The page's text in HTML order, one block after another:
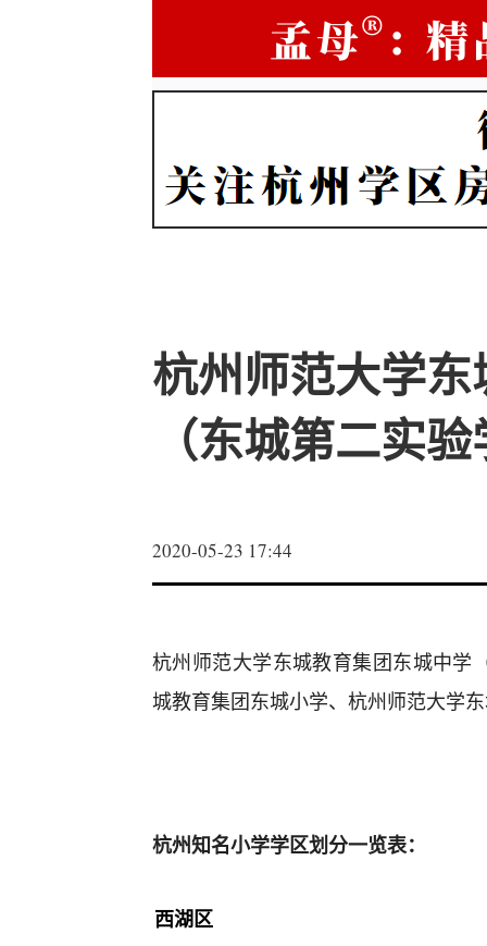
杭州师范大学
（东城第二实
2020-05-23 17:44
杭州师范大学东城教育集团东城中学
城教育集团东城小学、杭州师范大学
杭州知名小学学区划分一览表：
西湖区